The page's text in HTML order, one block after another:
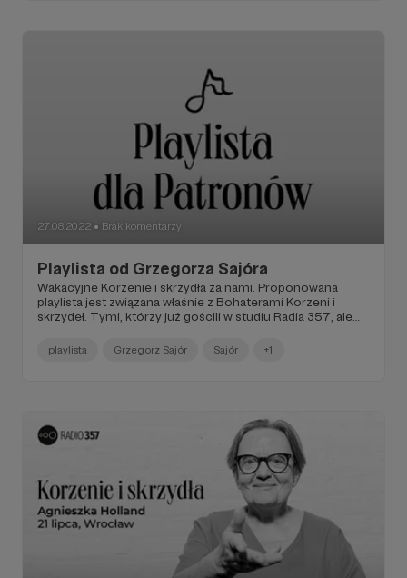
27.08.2022 ● Brak komentarzy
Playlista od Grzegorza Sajóra
Wakacyjne Korzenie i skrzydła za nami. Proponowana
playlista jest związana właśnie z Bohaterami Korzeni i
skrzydeł. Tymi, którzy już gościli w studiu Radia 357, ale
spotkać... Zapraszamy do środka!
playlista Grzegorz Sajór Sajór +1